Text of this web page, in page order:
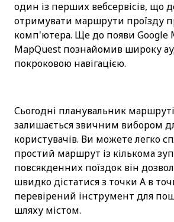
один із перших вебсервісів, що
отримувати маршрути проїзду
комп'ютера. Ще до появи Google
MapQuest познайомив широку
покроковою навігацією.
Сьогодні планувальник
залишається звичним вибором
користувачів. Ви можете легко
простий маршрут із кількома
повсякденних поїздок він
швидко дістатися з точки А в
перевірений інструмент для
шляху містом.